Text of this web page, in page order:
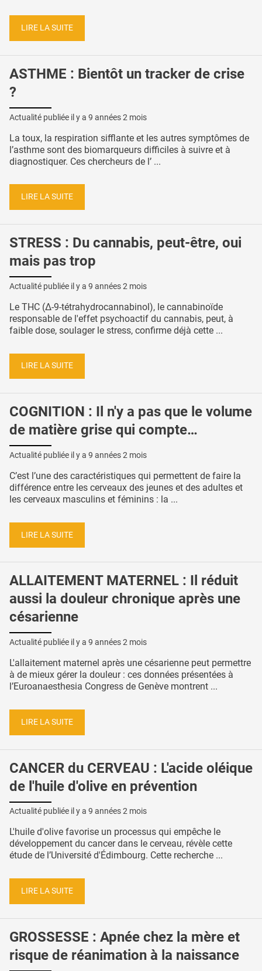
LIRE LA SUITE
ASTHME : Bientôt un tracker de crise
?
Actualité publiée il y a 9 années 2 mois
La toux, la respiration sifflante et les autres symptômes de
l’asthme sont des biomarqueurs difficiles à suivre et à
diagnostiquer. Ces chercheurs de l’ ...
LIRE LA SUITE
STRESS : Du cannabis, peut-être, oui
mais pas trop
Actualité publiée il y a 9 années 2 mois
Le THC (Δ-9-tétrahydrocannabinol), le cannabinoïde
responsable de l'effet psychoactif du cannabis, peut, à
faible dose, soulager le stress, confirme déjà cette ...
LIRE LA SUITE
COGNITION : Il n'y a pas que le volume
de matière grise qui compte…
Actualité publiée il y a 9 années 2 mois
C’est l’une des caractéristiques qui permettent de faire la
différence entre les cerveaux des jeunes et des adultes et
les cerveaux masculins et féminins : la ...
LIRE LA SUITE
ALLAITEMENT MATERNEL : Il réduit
aussi la douleur chronique après une
césarienne
Actualité publiée il y a 9 années 2 mois
L'allaitement maternel après une césarienne peut permettre
à de mieux gérer la douleur : ces données présentées à
l’Euroanaesthesia Congress de Genève montrent ...
LIRE LA SUITE
CANCER du CERVEAU : L'acide oléique
de l'huile d'olive en prévention
Actualité publiée il y a 9 années 2 mois
L'huile d'olive favorise un processus qui empêche le
développement du cancer dans le cerveau, révèle cette
étude de l’Université d'Édimbourg. Cette recherche ...
LIRE LA SUITE
GROSSESSE : Apnée chez la mère et
risque de réanimation à la naissance